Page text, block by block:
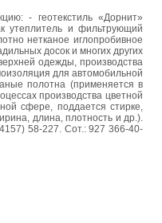
- геотекстиль «Дорнит»
утеплитель и фильтрующий
нетканое иглопробивное
досок и многих других
одежды, производства
для автомобильной
полотна (применяется в
производства цветной
сфере, поддается стирке,
длина, плотность и др.).
58-227. Сот.: 927 366-40-